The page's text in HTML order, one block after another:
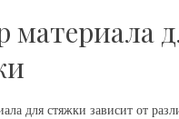
материала
для стяжки зависит от